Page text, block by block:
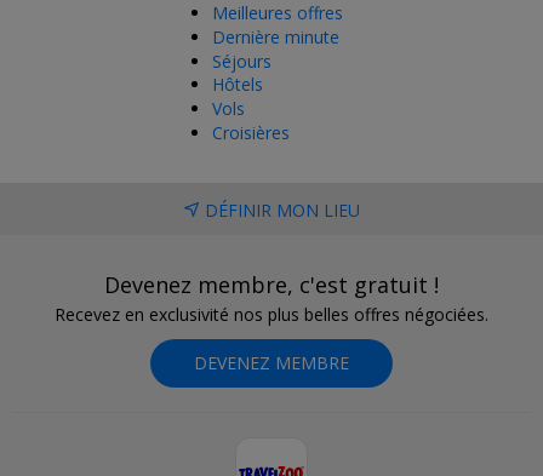
Meilleures offres
Dernière minute
Séjours
Hôtels
Vols
Croisières
DÉFINIR MON LIEU
Devenez membre, c'est gratuit !
Recevez en exclusivité nos plus belles offres négociées.
DEVENEZ MEMBRE